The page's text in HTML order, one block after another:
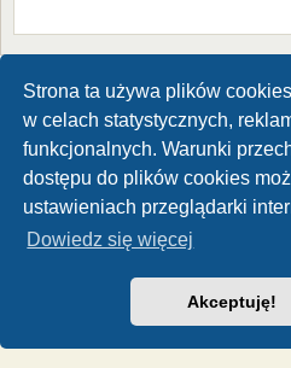
Strona ta używa plików
w celach statystycznych,
funkcjonalnych. Warunki
dostępu do plików cookies
ustawieniach przeglądarki
Dowiedz się więcej
Akceptuję!
Forum Dinozaury.com Strona główna
Technologię dostarczaphpBB®
Polski pakiet językowy